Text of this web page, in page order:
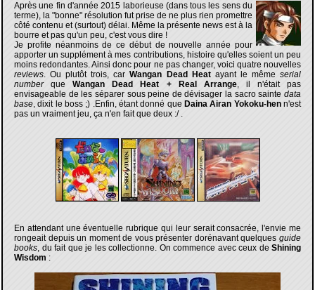
Après une fin d'année 2015 laborieuse (dans tous les sens du
terme), la "bonne" résolution fut prise de ne plus rien promettre
côté contenu et (surtout) délai. Même la présente news est à la
bourre et pas qu'un peu, c'est vous dire !
Je profite néanmoins de ce début de nouvelle année pour
apporter un supplément à mes contributions, histoire qu'elles soient un peu
moins redondantes. Ainsi donc pour ne pas changer, voici quatre nouvelles
reviews. Ou plutôt trois, carWangan Dead Heatayant le mêmeserial
numberqueWangan Dead Heat + Real Arrange, il n'était pas
envisageable de les séparer sous peine de dévisager la sacro sainte data
base, dixit le boss ;) .Enfin, étant donné que Daina Airan Yokoku-henn'est
pas un vraiment jeu, ça n'en fait que deux :/ .
En attendant une éventuelle rubrique qui leur serait consacrée, l'envie me
rongeait depuis un moment de vous présenter dorénavant quelques guide
books, du fait que je les collectionne. On commence avec ceux de Shining
Wisdom :